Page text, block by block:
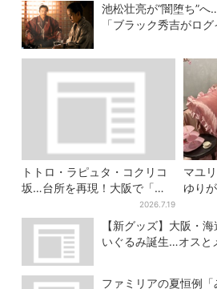
池松壮亮が“闇堕ち”
「ブラック秀吉がロ
トトロ・ラピュタ・コクリコ
坂…台所を再現！大阪で「ジ
ブリ」の世界に浸れる 「食」
の展示とは？
2026.7.19
マユ
ゆり
展」
たち
【新グッズ】大阪・
いぐるみ誕生…オスと
ファミリアの夏恒例